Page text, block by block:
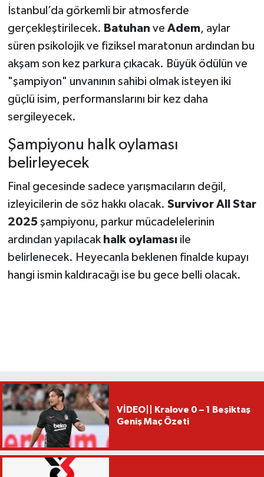
İstanbul’da görkemli bir atmosferde
gerçekleştirilecek. Batuhan ve Adem, aylar
süren psikolojik ve fiziksel maratonun ardından bu
akşam son kez parkura çıkacak. Büyük ödülün ve
"şampiyon" unvanının sahibi olmak isteyen iki
güçlü isim, performanslarını bir kez daha
sergileyecek.
Şampiyonu halk oylaması
belirleyecek
Final gecesinde sadece yarışmacıların değil,
izleyicilerin de söz hakkı olacak. Survivor All Star
2025şampiyonu, parkur mücadelelerinin
ardından yapılacak halk oylamasıile
belirlenecek. Heyecanla beklenen finalde kupayı
hangi ismin kaldıracağı ise bu gece belli olacak.
VİDEO|| Kralove 0 – 1 Beşiktaş
Geniş Maç Özeti